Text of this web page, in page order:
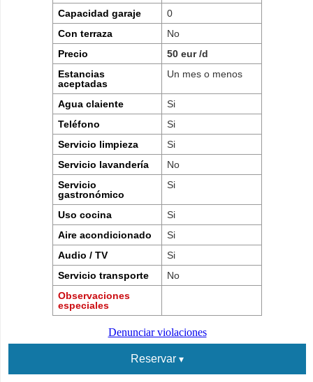
Capacidad garaje
0
Con terraza
No
Precio
50 eur /d
Estancias
aceptadas
Un mes o menos
Agua claiente
Si
Teléfono
Si
Servicio limpieza
Si
Servicio lavandería
No
Servicio
gastronómico
Si
Uso cocina
Si
Aire acondicionado
Si
Audio / TV
Si
Servicio transporte
No
Observaciones
especiales
Denunciar violaciones
Reservar